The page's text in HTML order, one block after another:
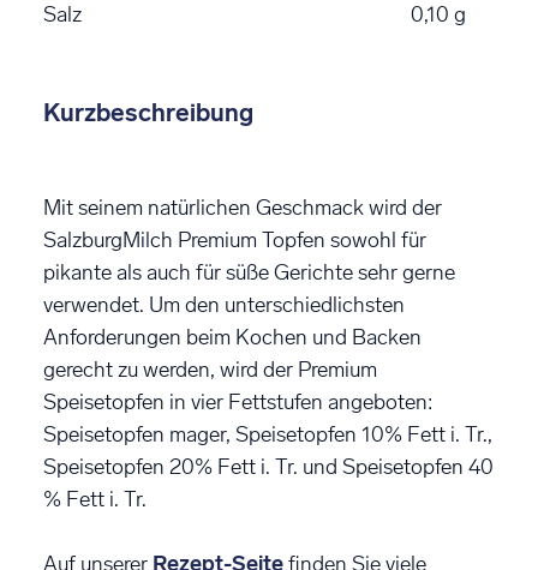
Salz 0,10 g
Kurzbeschreibung
Mit seinem natürlichen Geschmack wird der
SalzburgMilch Premium Topfen sowohl für
pikante als auch für süße Gerichte sehr gerne
verwendet. Um den unterschiedlichsten
Anforderungen beim Kochen und Backen
gerecht zu werden, wird der Premium
Speisetopfen in vier Fettstufen angeboten:
Speisetopfen mager, Speisetopfen 10% Fett i. Tr.,
Speisetopfen 20% Fett i. Tr. und Speisetopfen 40
% Fett i. Tr.
Auf unserer Rezept-Seitefinden Sie viele